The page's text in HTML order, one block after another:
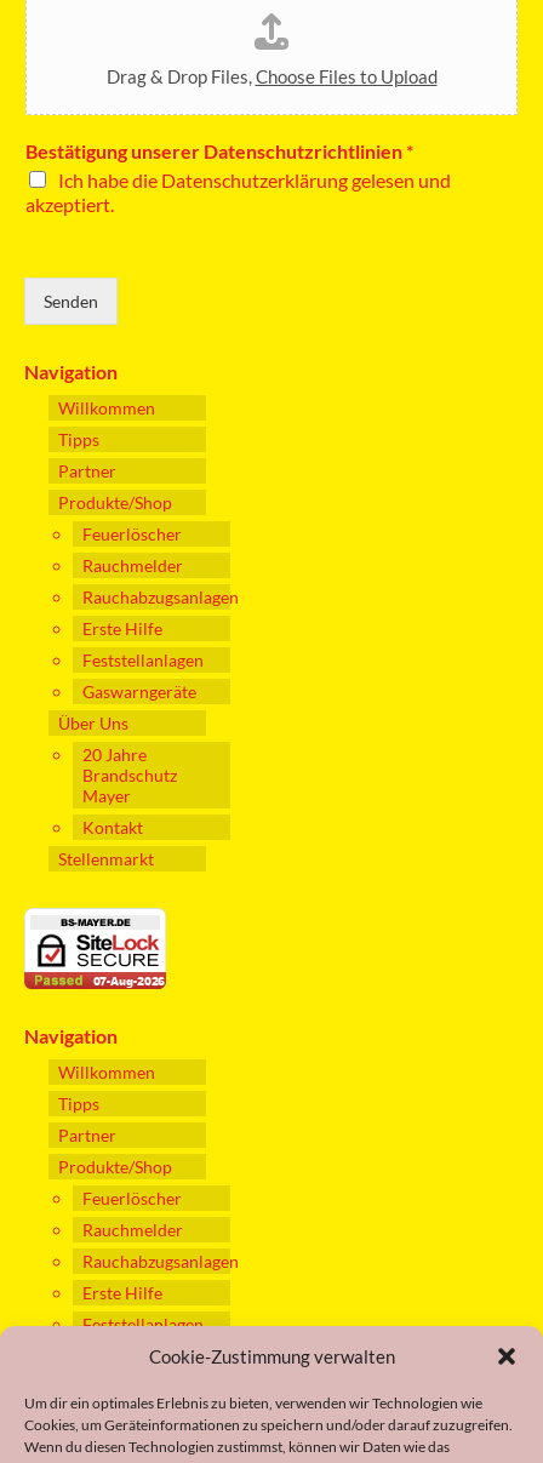
Cookie-Zustimmung verwalten
Um dir ein optimales Erlebnis zu bieten, verwenden wir Technologien wie
Cookies, um Geräteinformationen zu speichern und/oder darauf zuzugreifen.
Wenn du diesen Technologien zustimmst, können wir Daten wie das
Drag & Drop Files,Choose Files to Upload
Bestätigung unserer Datenschutzrichtlinien *
Ich habe die Datenschutzerklärung gelesen und
akzeptiert.
Senden
Navigation
Willkommen
Tipps
Partner
Produkte/Shop
Feuerlöscher
Rauchmelder
Rauchabzugsanlagen
Erste Hilfe
Feststellanlagen
Gaswarngeräte
Über Uns
20 Jahre
Brandschutz
Mayer
Kontakt
Stellenmarkt
Navigation
Willkommen
Tipps
Partner
Produkte/Shop
Feuerlöscher
Rauchmelder
Rauchabzugsanlagen
Erste Hilfe
Feststellanlagen
Gaswarngeräte
20 Jahre
Brandschutz